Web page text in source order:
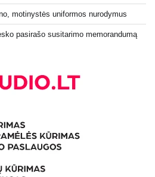
motinystės uniformos nurodymus
pasirašo susitarimo memorandumą